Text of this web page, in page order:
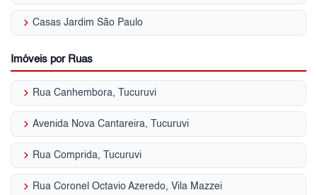
keyboard_arrow_right Casas Jardim São Paulo
Imóveis por Ruas
keyboard_arrow_right Rua Canhembora, Tucuruvi
keyboard_arrow_right Avenida Nova Cantareira, Tucuruvi
keyboard_arrow_right Rua Comprida, Tucuruvi
keyboard_arrow_right Rua Coronel Octavio Azeredo, Vila Mazzei